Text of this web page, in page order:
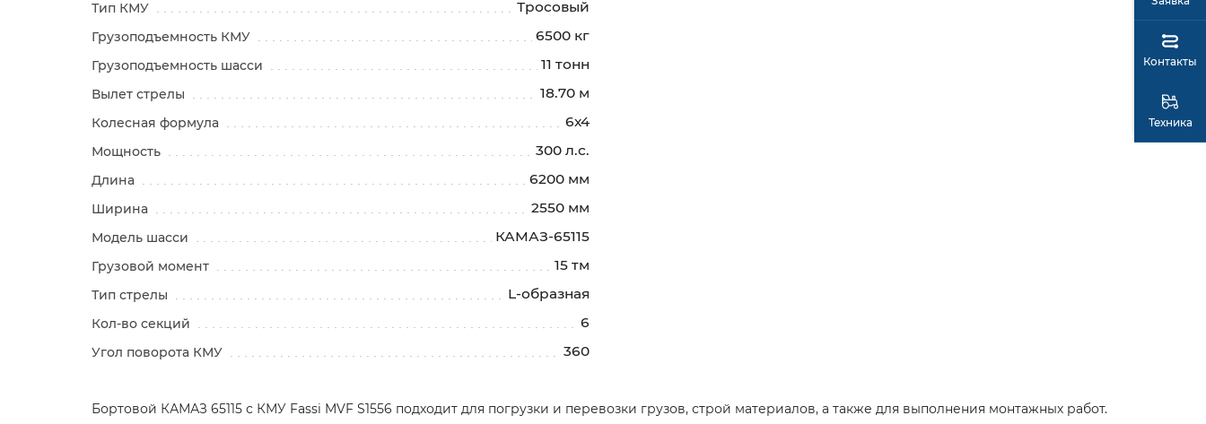
Тип КМУ Тросовый
Грузоподъемность КМУ 6500 кг
Грузоподъемность шасси 11 тонн
Вылет стрелы 18.70 м
Колесная формула 6х4
Мощность 300 л.с.
Длина 6200 мм
Ширина 2550 мм
Модель шасси КАМАЗ-65115
Грузовой момент 15 тм
Тип стрелы L-образная
Кол-во секций 6
Угол поворота КМУ 360
Бортовой КАМАЗ 65115 с КМУ Fassi MVF S1556 подходит для погрузки и перевозки грузов, строй материалов, а также для выполнения монтажных работ.
Техника
Контакты